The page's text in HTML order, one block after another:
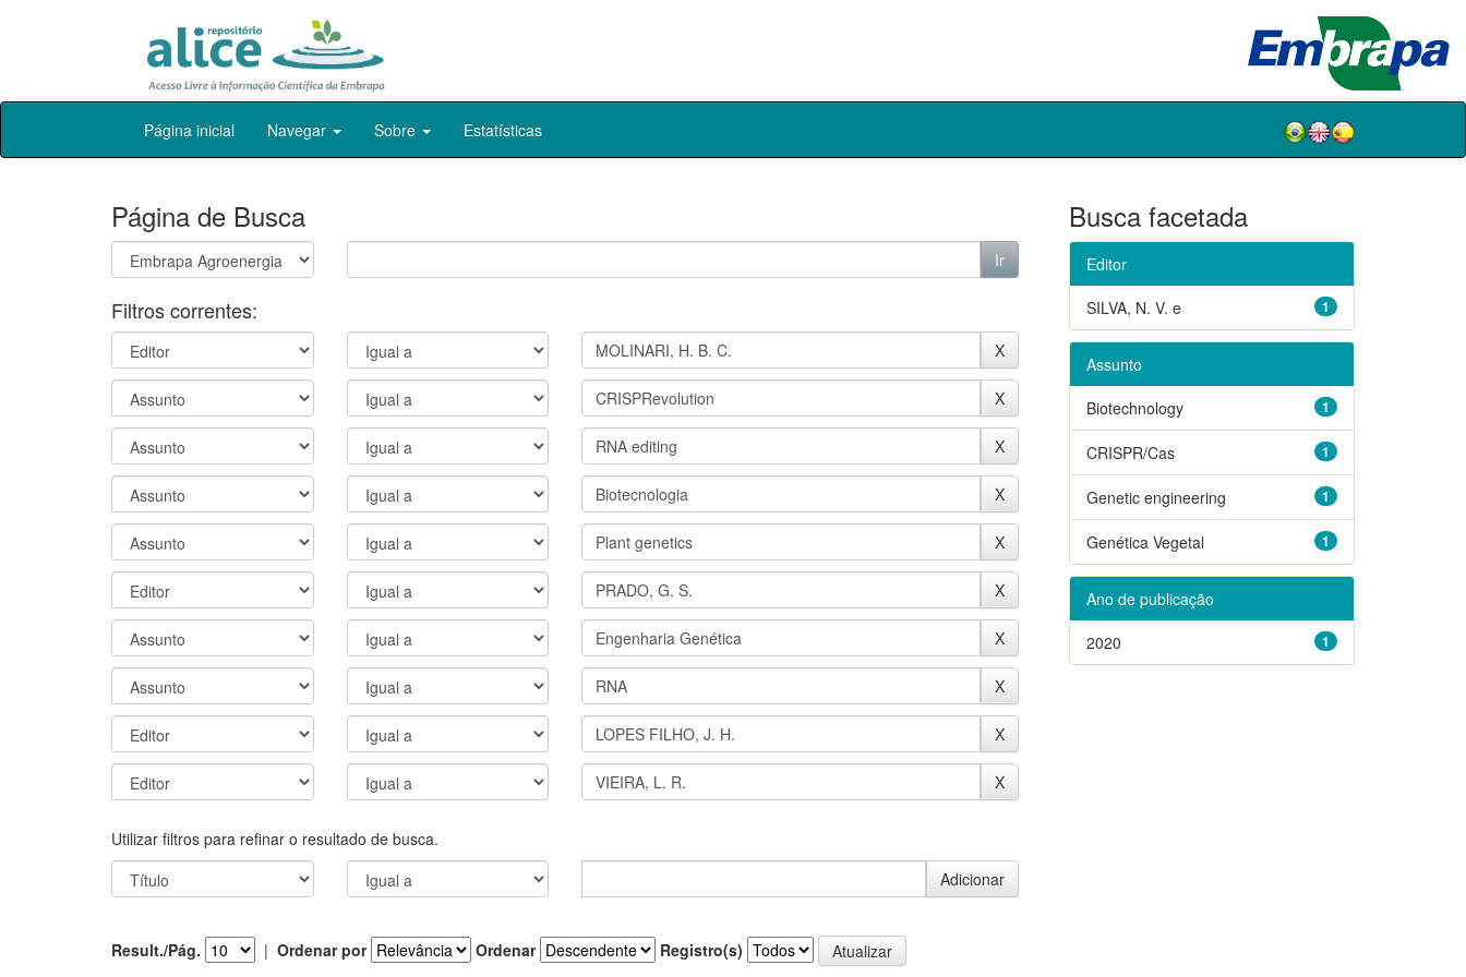
Skip
Página inicial Navegar Sobre Estatísticas
Página de Busca
Filtros correntes:
Utilizar filtros para refinar o resultado de busca.
Result./Pág. | Ordenar por Ordenar Registro(s)
Busca facetada
Editor
1
SILVA, N. V. e
Assunto
1
Biotechnology
1
CRISPR/Cas
1
Genetic engineering
1
Genética Vegetal
Ano de publicação
1
2020